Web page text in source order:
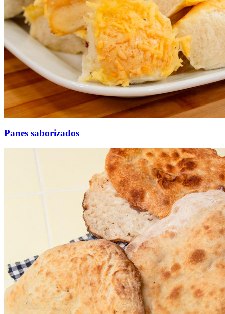
Panes saborizados